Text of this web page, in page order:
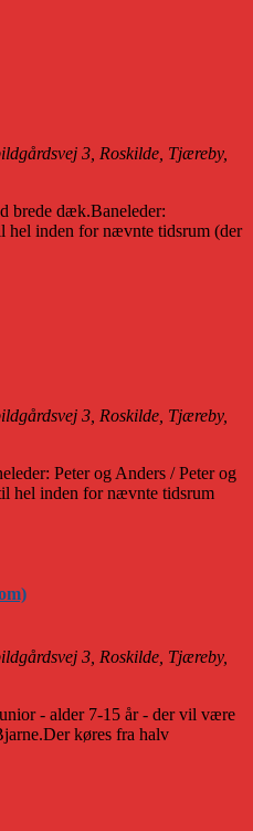
3, Roskilde, Tjæreby,
brede dæk.Baneleder:
hel inden for nævnte tidsrum (der
3, Roskilde, Tjæreby,
Peter og Anders / Peter og
hel inden for nævnte tidsrum
3, Roskilde, Tjæreby,
- alder 7-15 år - der vil være
køres fra halv